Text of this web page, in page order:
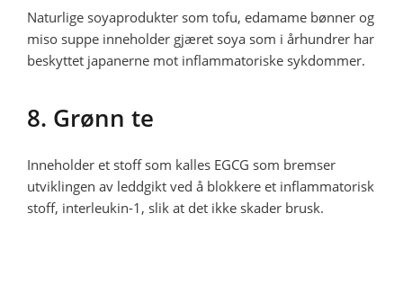
Naturlige soyaprodukter som tofu, edamame bønner og
miso suppe inneholder gjæret soya som i århundrer har
beskyttet japanerne mot inflammatoriske sykdommer.
8. Grønn te
Inneholder et stoff som kalles EGCG som bremser
utviklingen av leddgikt ved å blokkere et inflammatorisk
stoff, interleukin-1, slik at det ikke skader brusk.